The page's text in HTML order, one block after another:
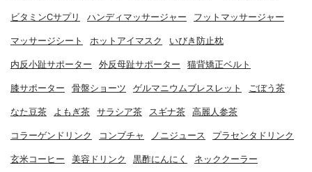
ビタミンCサプリ ハンディマッサージャー フットマッサージャー
マッサージシート ホットアイマスク いびき防止枕
内反小趾サポーター 外反母趾サポーター 猫背矯正ベルト
膝サポーター 骨盤ショーツ ゲルマニウムブレスレット ごぼう茶
なた豆茶 よもぎ茶 サラシア茶 スギナ茶 高麗人参茶
コラーゲンドリンク コンブチャ ノニジュース プラセンタドリンク
玄米コーヒー 美容ドリンク 黒酢にんにく ネッククーラー